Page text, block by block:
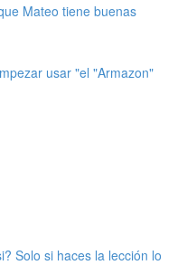
Mateo tiene buenas
usar "el "Armazon"
Solo si haces la lección lo